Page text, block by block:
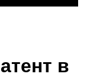
в